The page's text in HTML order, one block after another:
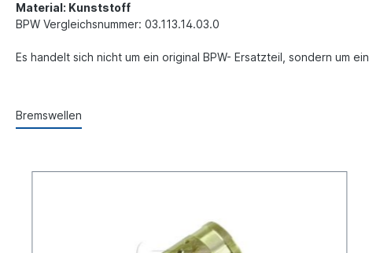
Material: Kunststoff
BPW Vergleichsnummer: 03.113.14.03.0
Es handelt sich nicht um ein original BPW- Ersatzteil, sondern um
Bremswellen